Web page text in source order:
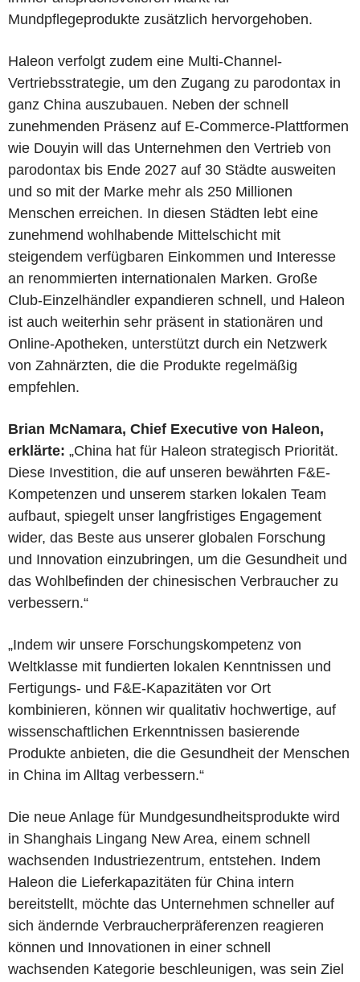
Mundpflegeprodukte zusätzlich hervorgehoben.
Haleon verfolgt zudem eine Multi-Channel-
Vertriebsstrategie, um den Zugang zu parodontax in
ganz China auszubauen. Neben der schnell
zunehmenden Präsenz auf E-Commerce-Plattformen
wie Douyin will das Unternehmen den Vertrieb von
parodontax bis Ende 2027 auf 30 Städte ausweiten
und so mit der Marke mehr als 250 Millionen
Menschen erreichen. In diesen Städten lebt eine
zunehmend wohlhabende Mittelschicht mit
steigendem verfügbaren Einkommen und Interesse
an renommierten internationalen Marken. Große
Club-Einzelhändler expandieren schnell, und Haleon
ist auch weiterhin sehr präsent in stationären und
Online-Apotheken, unterstützt durch ein Netzwerk
von Zahnärzten, die die Produkte regelmäßig
empfehlen.
Brian McNamara, Chief Executive von Haleon,
erklärte: „China hat für Haleon strategisch Priorität.
Diese Investition, die auf unseren bewährten F&E-
Kompetenzen und unserem starken lokalen Team
aufbaut, spiegelt unser langfristiges Engagement
wider, das Beste aus unserer globalen Forschung
und Innovation einzubringen, um die Gesundheit und
das Wohlbefinden der chinesischen Verbraucher zu
verbessern.“
„Indem wir unsere Forschungskompetenz von
Weltklasse mit fundierten lokalen Kenntnissen und
Fertigungs- und F&E-Kapazitäten vor Ort
kombinieren, können wir qualitativ hochwertige, auf
wissenschaftlichen Erkenntnissen basierende
Produkte anbieten, die die Gesundheit der Menschen
in China im Alltag verbessern.“
Die neue Anlage für Mundgesundheitsprodukte wird
in Shanghais Lingang New Area, einem schnell
wachsenden Industriezentrum, entstehen. Indem
Haleon die Lieferkapazitäten für China intern
bereitstellt, möchte das Unternehmen schneller auf
sich ändernde Verbraucherpräferenzen reagieren
können und Innovationen in einer schnell
wachsenden Kategorie beschleunigen, was sein Ziel